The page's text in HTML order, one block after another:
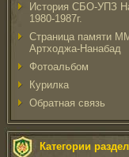
История СБО-УПЗ
1980-1987г.
Страница памяти
Артходжа-Нанабад
Фотоальбом
Курилка
Обратная связь
Категории